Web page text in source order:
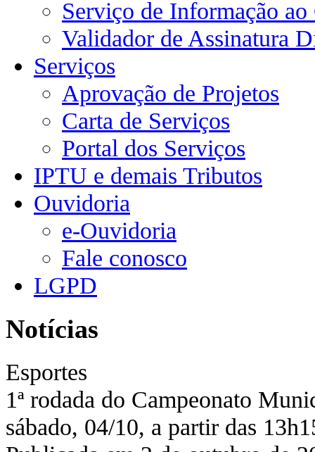
Serviço de Informação
Validador de Assinatura
Serviços
Aprovação de Projetos
Carta de Serviços
Portal dos Serviços
IPTU e demais Tributos
Ouvidoria
e-Ouvidoria
Fale conosco
LGPD
Notícias
Esportes
1ª rodada do Campeonato
sábado, 04/10, a partir das